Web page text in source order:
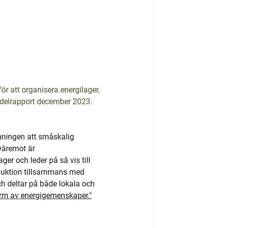
att organisera energilager,
december 2023.
att småskalig
är
och leder på så vis till
tillsammans med
deltar på både lokala och
av energigemenskaper."